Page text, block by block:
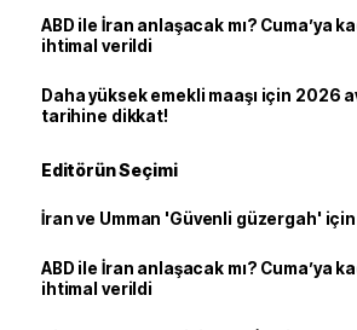
ABD ile İran anlaşacak mı? Cuma’ya
ihtimal verildi
Daha yüksek emekli maaşı için 2026
tarihine dikkat!
Editörün Seçimi
İran ve Umman 'Güvenli güzergah' için
ABD ile İran anlaşacak mı? Cuma’ya
ihtimal verildi